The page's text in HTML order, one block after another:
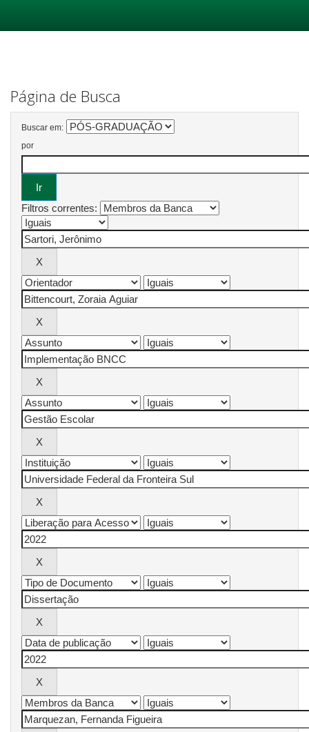
Página de Busca
Buscar em:
por
Filtros correntes: